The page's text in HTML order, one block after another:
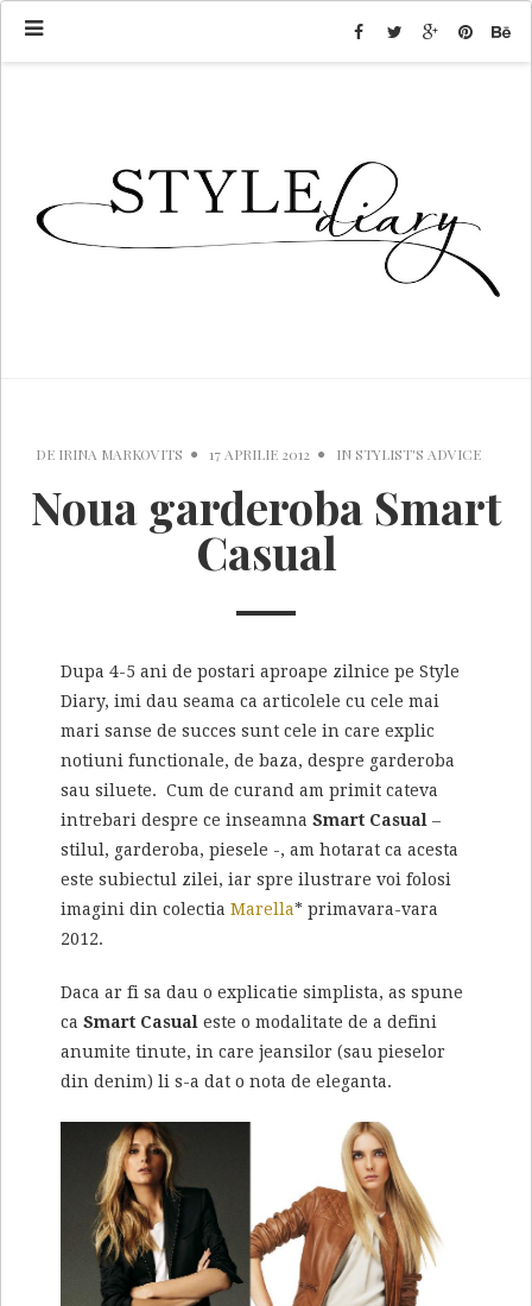
DE IRINA MARKOVITS 17 APRILIE 2012 IN STYLIST'S ADVICE
Noua garderoba Smart
Casual
Dupa 4-5 ani de postari aproape zilnice pe Style
Diary, imi dau seama ca articolele cu cele mai
mari sanse de succes sunt cele in care explic
notiuni functionale, de baza, despre garderoba
sau siluete. Cum de curand am primit cateva
intrebari despre ce inseamna Smart Casual –
stilul, garderoba, piesele -, am hotarat ca acesta
este subiectul zilei, iar spre ilustrare voi folosi
imagini din colectia Marella* primavara-vara
2012.
Daca ar fi sa dau o explicatie simplista, as spune
ca Smart Casual este o modalitate de a defini
anumite tinute, in care jeansilor (sau pieselor
din denim) li s-a dat o nota de eleganta.